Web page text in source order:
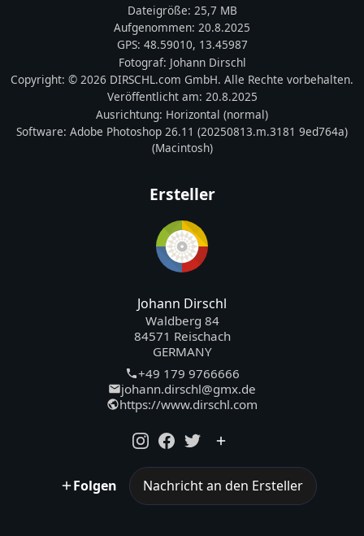
Dateigröße: 25,7 MB
Aufgenommen: 20.8.2025
GPS: 48.59010, 13.45987
Fotograf: Johann Dirschl
Copyright: © 2026 DIRSCHL.com GmbH. Alle Rechte vorbehalten.
Veröffentlicht am: 20.8.2025
Ausrichtung: Horizontal (normal)
Software: Adobe Photoshop 26.11 (20250813.m.3181 9ed764a)
(Macintosh)
Ersteller
Johann Dirschl
Waldberg 84
84571 Reischach
GERMANY
+49 179 9766666
johann.dirschl@gmx.de
https://www.dirschl.com
Folgen Nachricht an den Ersteller